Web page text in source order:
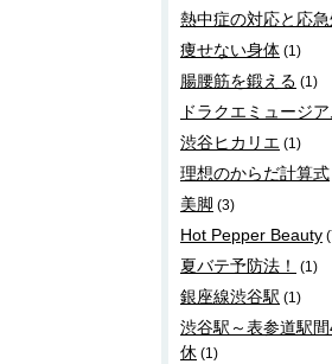
熱中症の対応と応
痩せない身体 (1)
腸腰筋を鍛える (1)
ドラクエミュージ
渋谷ヒカリエ (1)
理想のからだ計算式
美脚 (3)
Hot Pepper Beauty
夏バテ予防法！ (1)
銀座線渋谷駅 (1)
渋谷駅～表参道駅
休 (1)